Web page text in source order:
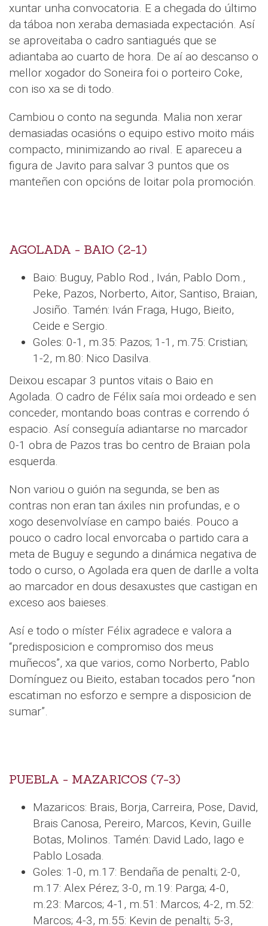
xuntar unha convocatoria. E a chegada do último
da táboa non xeraba demasiada expectación. Así
se aproveitaba o cadro santiagués que se
adiantaba ao cuarto de hora. De aí ao descanso o
mellor xogador do Soneira foi o porteiro Coke,
con iso xa se di todo.
Cambiou o conto na segunda. Malia non xerar
demasiadas ocasións o equipo estivo moito máis
compacto, minimizando ao rival. E apareceu a
figura de Javito para salvar 3 puntos que os
manteñen con opcións de loitar pola promoción.
AGOLADA - BAIO (2-1)
Baio: Buguy, Pablo Rod., Iván, Pablo Dom.,
Peke, Pazos, Norberto, Aitor, Santiso, Braian,
Josiño. Tamén: Iván Fraga, Hugo, Bieito,
Ceide e Sergio.
Goles: 0-1, m.35: Pazos; 1-1, m.75: Cristian;
1-2, m.80: Nico Dasilva.
Deixou escapar 3 puntos vitais o Baio en
Agolada. O cadro de Félix saía moi ordeado e sen
conceder, montando boas contras e correndo ó
espacio. Así conseguía adiantarse no marcador
0-1 obra de Pazos tras bo centro de Braian pola
esquerda.
Non variou o guión na segunda, se ben as
contras non eran tan áxiles nin profundas, e o
xogo desenvolvíase en campo baiés. Pouco a
pouco o cadro local envorcaba o partido cara a
meta de Buguy e segundo a dinámica negativa de
todo o curso, o Agolada era quen de darlle a volta
ao marcador en dous desaxustes que castigan en
exceso aos baieses.
Así e todo o míster Félix agradece e valora a
“predisposicion e compromiso dos meus
muñecos”, xa que varios, como Norberto, Pablo
Domínguez ou Bieito, estaban tocados pero “non
escatiman no esforzo e sempre a disposicion de
sumar”.
PUEBLA - MAZARICOS (7-3)
Mazaricos: Brais, Borja, Carreira, Pose, David,
Brais Canosa, Pereiro, Marcos, Kevin, Guille
Botas, Molinos. Tamén: David Lado, Iago e
Pablo Losada.
Goles: 1-0, m.17: Bendaña de penalti; 2-0,
m.17: Alex Pérez; 3-0, m.19: Parga; 4-0,
m.23: Marcos; 4-1, m.51: Marcos; 4-2, m.52:
Marcos; 4-3, m.55: Kevin de penalti; 5-3,